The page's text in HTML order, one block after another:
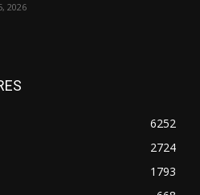
2026
6252
2724
1793